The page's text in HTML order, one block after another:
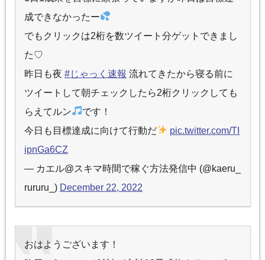
成できなかったー
でもクリックは2桁を数ツイート分ゲットできまし
た♡
昨日も夜 #じゃっく速報 流れてきたから寝る前に
ツイートして朝チェックしたら2桁クリックしても
らえてルン
です！
今日も目標達成に向けて行動だ
pic.twitter.com/TI
ipnGa6CZ
— カエル@スキマ時間で稼ぐ方法発信中 (@kaeru_
rururu_) December 22, 2022
おはようございます！